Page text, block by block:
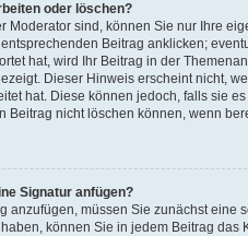
oder löschen?
Moderator sind, können Sie nur Ihre
Beitrag anklicken;
hat, wird Ihr Beitrag in der
Dieser Hinweis erscheint nicht,
hat. Diese können jedoch, falls sie
Beitrag nicht löschen können, wenn
Signatur anfügen?
anzufügen, müssen Sie zunächst
können Sie in jedem Beitrag